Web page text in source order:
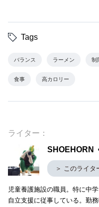
Tags
バランス ラーメン 制
食事 高カロリー
ライター：
SHOEHORN
＞ このライタ
児童養護施設の職員。特に中
自立支援に従事している。勤